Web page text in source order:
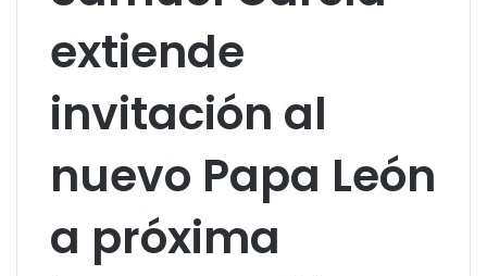
extiende
invitación al
nuevo Papa León
a próxima